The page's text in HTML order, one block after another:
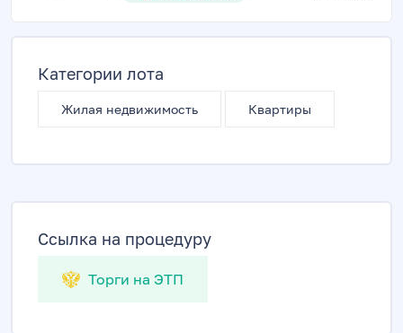
Категории лота
Жилая недвижимость Квартиры
Ссылка на процедуру
Торги на ЭТП